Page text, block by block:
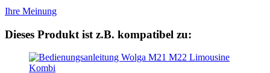
Ihre Meinung
Dieses Produkt ist z.B. kompatibel zu: